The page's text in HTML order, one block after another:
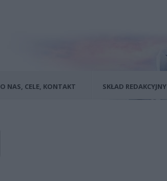
O NAS, CELE, KONTAKT SKŁAD REDAKCYJNY